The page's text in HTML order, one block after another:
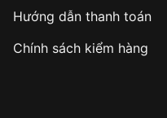
Hướng dẫn thanh toán
Chính sách kiểm hàng